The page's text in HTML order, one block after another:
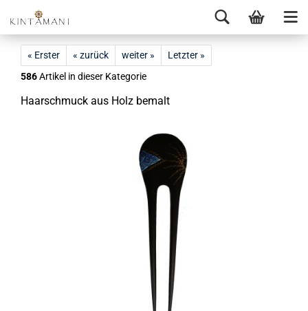
« Erster « zurück weiter »
Letzter »
586Artikel in dieser Kategorie
Haar­schmuck aus Holz be­malt